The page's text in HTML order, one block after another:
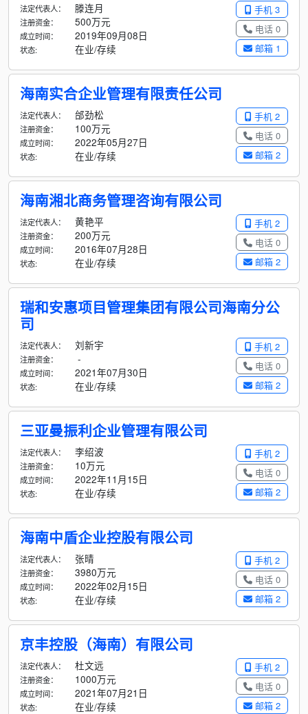
手机 3
电话 0
邮箱 1
法定代表人： 滕连月
注册资金： 500万元
成立时间： 2019年09月08日
状态: 在业/存续
海南实合企业管理有限责任公司
手机 2
电话 0
邮箱 2
法定代表人： 邰劲松
注册资金： 100万元
成立时间： 2022年05月27日
状态: 在业/存续
海南湘北商务管理咨询有限公司
手机 2
电话 0
邮箱 2
法定代表人： 黄艳平
注册资金： 200万元
成立时间： 2016年07月28日
状态: 在业/存续
瑞和安惠项目管理集团有限公司海南分公
司
手机 2
电话 0
邮箱 2
法定代表人： 刘新宇
注册资金： -
成立时间： 2021年07月30日
状态: 在业/存续
三亚曼振利企业管理有限公司
手机 2
电话 0
邮箱 2
法定代表人： 李绍波
注册资金： 10万元
成立时间： 2022年11月15日
状态: 在业/存续
海南中盾企业控股有限公司
手机 2
电话 0
邮箱 2
法定代表人： 张晴
注册资金： 3980万元
成立时间： 2022年02月15日
状态: 在业/存续
京丰控股（海南）有限公司
手机 2
电话 0
邮箱 2
法定代表人： 杜文远
注册资金： 1000万元
成立时间： 2021年07月21日
状态: 在业/存续